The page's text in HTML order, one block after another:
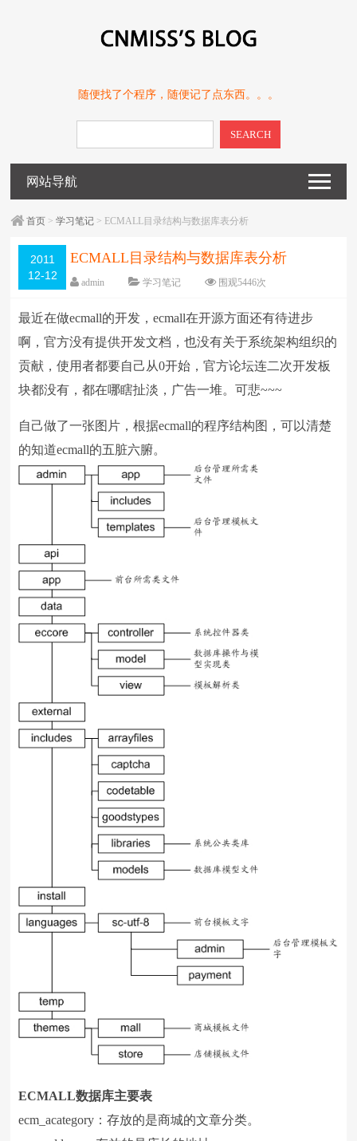
随便找了个程序，随便记了点东西。。。
SEARCH
网站导航
首页 >学习笔记 > ECMALL目录结构与数据库表分析
2011
12-12
ECMALL目录结构与数据库表分析
admin 学习笔记 围观5446次
字体：大 中 小
最近在做ecmall的开发，ecmall在开源方面还有待进步
啊，官方没有提供开发文档，也没有关于系统架构组织的
贡献，使用者都要自己从0开始，官方论坛连二次开发板
块都没有，都在哪瞎扯淡，广告一堆。可悲~~~
自己做了一张图片，根据ecmall的程序结构图，可以清楚
的知道ecmall的五脏六腑。
ECMALL数据库主要表
ecm_acategory：存放的是商城的文章分类。